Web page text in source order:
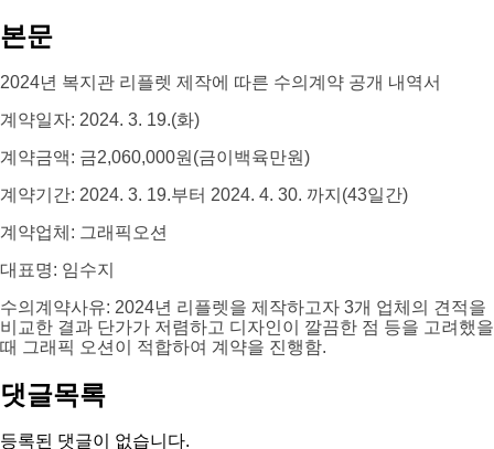
본문
2024년 복지관 리플렛 제작에 따른 수의계약 공개 내역서
계약일자: 2024. 3. 19.(화)
계약금액: 금2,060,000원(금이백육만원)
계약기간: 2024. 3. 19.부터 2024. 4. 30. 까지(43일간)
계약업체: 그래픽오션
대표명: 임수지
수의계약사유: 2024년 리플렛을 제작하고자 3개 업체의 견적을
비교한 결과 단가가 저렴하고 디자인이 깔끔한 점 등을 고려했을
때 그래픽 오션이 적합하여 계약을 진행함.
댓글목록
등록된 댓글이 없습니다.